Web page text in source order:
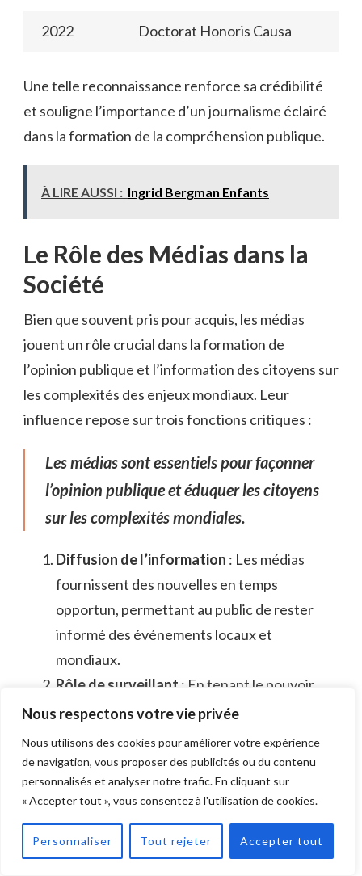
Nous respectons votre vie privée
Nous utilisons des cookies pour améliorer votre expérience
de navigation, vous proposer des publicités ou du contenu
personnalisés et analyser notre trafic. En cliquant sur
« Accepter tout », vous consentez à l'utilisation de cookies.
Personnaliser Tout rejeter Accepter tout
2022 Doctorat Honoris Causa
Une telle reconnaissance renforce sa crédibilité
et souligne l’importance d’un journalisme éclairé
dans la formation de la compréhension publique.
À LIRE AUSSI : Ingrid Bergman Enfants
Le Rôle des Médias dans la
Société
Bien que souvent pris pour acquis, les médias
jouent un rôle crucial dans la formation de
l’opinion publique et l’information des citoyens sur
les complexités des enjeux mondiaux. Leur
influence repose sur trois fonctions critiques :
Les médias sont essentiels pour façonner
l’opinion publique et éduquer les citoyens
sur les complexités mondiales.
Diffusion de l’information : Les médias
fournissent des nouvelles en temps
opportun, permettant au public de rester
informé des événements locaux et
mondiaux.
Rôle de surveillant : En tenant le pouvoir
responsable, les médias favorisent la
transparence et encouragent la
responsabilité médiatique, ce qui est
essentiel pour une démocratie saine.
Engagement public: À travers des
discussions et des débats, les médias
cultivent la confiance du public,